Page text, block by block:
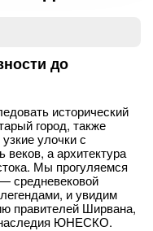
до
исторический
город, также
улочки с
а архитектура
Мы прогуляемся
средневековой
и увидим
правителей Ширвана,
наследия ЮНЕСКО.